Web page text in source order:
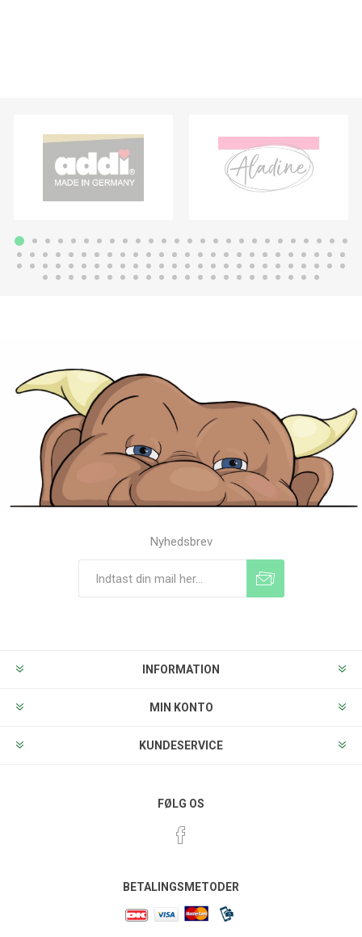
Nyhedsbrev
INFORMATION
MIN KONTO
KUNDESERVICE
FØLG OS
BETALINGSMETODER